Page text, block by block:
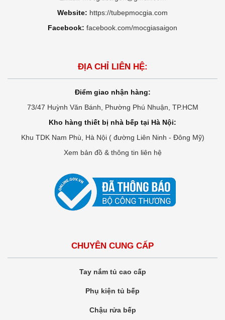
Website: https://tubepmocgia.com
Facebook: facebook.com/mocgiasaigon
ĐỊA CHỈ LIÊN HỆ:
Điểm giao nhận hàng:
73/47 Huỳnh Văn Bánh, Phường Phú Nhuận, TP.HCM
Kho hàng thiết bị nhà bếp tại Hà Nội:
Khu TDK Nam Phù, Hà Nội ( đường Liên Ninh - Đông Mỹ)
Xem bản đồ & thông tin liên hệ
CHUYÊN CUNG CẤP
Tay nắm tủ cao cấp
Phụ kiện tủ bếp
Chậu rửa bếp